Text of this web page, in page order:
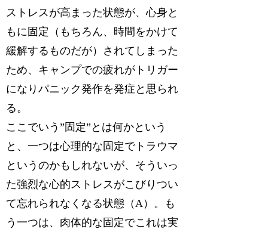
ストレスが高まった状態が、心身と
もに固定（もちろん、時間をかけて
緩解するものだが）されてしまった
ため、キャンプでの疲れがトリガー
になりパニック発作を発症と思られ
る。
ここでいう”固定”とは何かという
と、一つは心理的な固定でトラウマ
というのかもしれないが、そういっ
た強烈な心的ストレスがこびりつい
て忘れられなくなる状態（A）。も
う一つは、肉体的な固定でこれは実